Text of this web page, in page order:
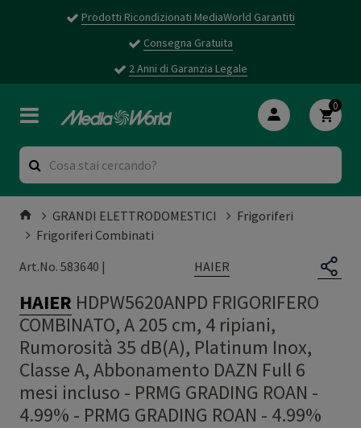
Prodotti Ricondizionati MediaWorld Garantiti
Consegna Gratuita
2 Anni di Garanzia Legale
0
GRANDI ELETTRODOMESTICI
Frigoriferi
Frigoriferi Combinati
Art.No. 583640 |
HAIER
HAIER HDPW5620ANPD FRIGORIFERO
COMBINATO, A 205 cm, 4 ripiani,
Rumorosità 35 dB(A), Platinum Inox,
Classe A, Abbonamento DAZN Full 6
mesi incluso - PRMG GRADING ROAN -
4.99% - PRMG GRADING ROAN - 4.99%